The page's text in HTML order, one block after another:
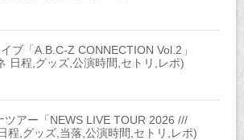
ブ「A.B.C-Z CONNECTION Vol.2」
日程,グッズ,公演時間,セトリ,レポ)
ツアー「NEWS LIVE TOUR 2026 ///
程,グッズ,当落,公演時間,セトリ,レポ)